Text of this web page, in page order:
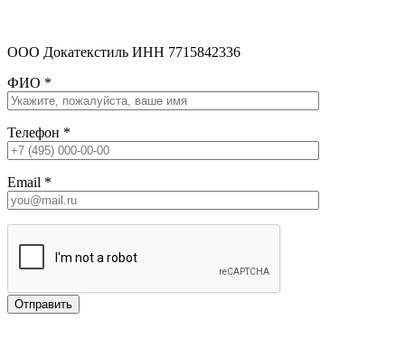
ООО Докатекстиль ИНН 7715842336
ФИО *
Телефон *
Email *